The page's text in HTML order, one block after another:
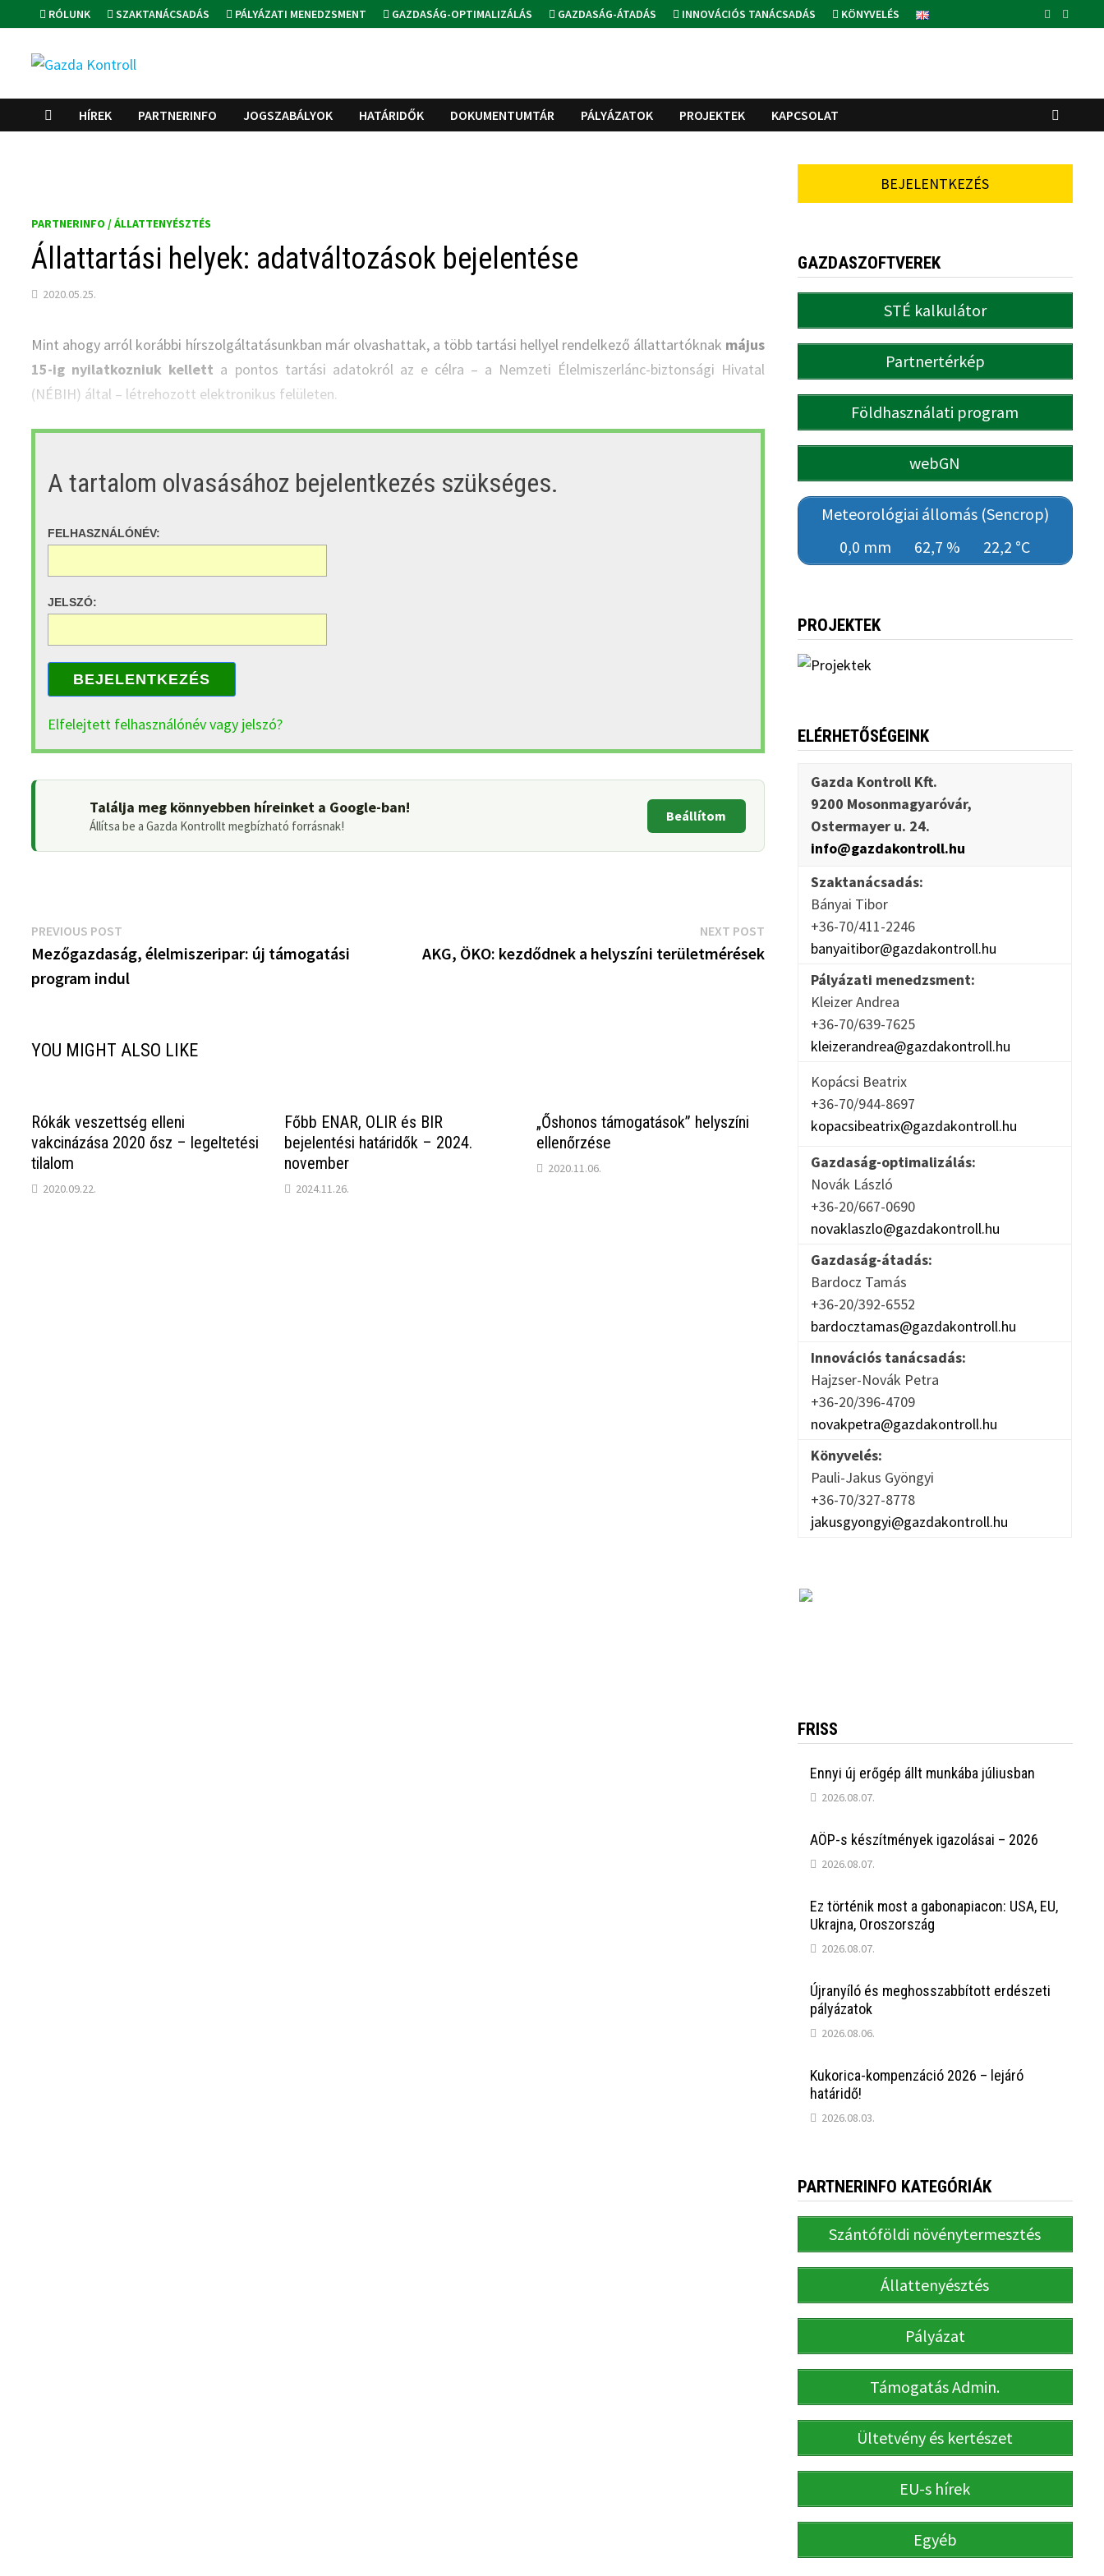
to
content
RÓLUNK SZAKTANÁCSADÁS PÁLYÁZATI MENEDZSMENT GAZDASÁG-OPTIMALIZÁLÁS GAZDASÁG-ÁTADÁS INNOVÁCIÓS TANÁCSADÁS KÖNYVELÉS
HÍREK PARTNERINFO JOGSZABÁLYOK HATÁRIDŐK DOKUMENTUMTÁR PÁLYÁZATOK PROJEKTEK KAPCSOLAT
PARTNERINFO / ÁLLATTENYÉSZTÉS
Állattartási helyek: adatváltozások bejelentése
2020.05.25.
Mint ahogy arról korábbi hírszolgáltatásunkban már olvashattak, a több tartási hellyel rendelkező állattartóknak május
15-ig nyilatkozniuk kellett a pontos tartási adatokról az e célra – a Nemzeti Élelmiszerlánc-biztonsági Hivatal
(NÉBIH) által – létrehozott elektronikus felületen.
A tartalom olvasásához bejelentkezés szükséges.
FELHASZNÁLÓNÉV:
JELSZÓ:
BEJELENTKEZÉS
Elfelejtett felhasználónév vagy jelszó?
Találja meg könnyebben híreinket a Google-ban!
Állítsa be a Gazda Kontrollt megbízható forrásnak!
Beállítom
Bejegyzés
navigáció
PREVIOUS POST
post:
Mezőgazdaság, élelmiszeripar: új támogatási
program indul
NEXT POSTNext
post:
AKG, ÖKO: kezdődnek a helyszíni területmérések
YOU MIGHT ALSO LIKE
Rókák veszettség elleni
vakcinázása 2020 ősz – legeltetési
tilalom
2020.09.22.
Főbb ENAR, OLIR és BIR
bejelentési határidők – 2024.
november
2024.11.26.
„Őshonos támogatások” helyszíni
ellenőrzése
2020.11.06.
BEJELENTKEZÉS
GAZDASZOFTVEREK
STÉ kalkulátor
Partnertérkép
Földhasználati program
webGN
Meteorológiai állomás (Sencrop)
0,0 mm
62,7 % 22,2 °C
PROJEKTEK
ELÉRHETŐSÉGEINK
Gazda Kontroll Kft.
9200 Mosonmagyaróvár,
Ostermayer u. 24.
info@gazdakontroll.hu
Szaktanácsadás:
Bányai Tibor
+36-70/411-2246
banyaitibor@gazdakontroll.hu
Pályázati menedzsment:
Kleizer Andrea
+36-70/639-7625
kleizerandrea@gazdakontroll.hu
Kopácsi Beatrix
+36-70/944-8697
kopacsibeatrix@gazdakontroll.hu
Gazdaság-optimalizálás:
Novák László
+36-20/667-0690
novaklaszlo@gazdakontroll.hu
Gazdaság-átadás:
Bardocz Tamás
+36-20/392-6552
bardocztamas@gazdakontroll.hu
Innovációs tanácsadás:
Hajzser-Novák Petra
+36-20/396-4709
novakpetra@gazdakontroll.hu
Könyvelés:
Pauli-Jakus Gyöngyi
+36-70/327-8778
jakusgyongyi@gazdakontroll.hu
FRISS
Ennyi új erőgép állt munkába júliusban
2026.08.07.
AÖP-s készítmények igazolásai – 2026
2026.08.07.
Ez történik most a gabonapiacon: USA, EU,
Ukrajna, Oroszország
2026.08.07.
Újranyíló és meghosszabbított erdészeti
pályázatok
2026.08.06.
Kukorica-kompenzáció 2026 – lejáró
határidő!
2026.08.03.
PARTNERINFO KATEGÓRIÁK
Szántóföldi növénytermesztés
Állattenyésztés
Pályázat
Támogatás Admin.
Ültetvény és kertészet
EU-s hírek
Egyéb